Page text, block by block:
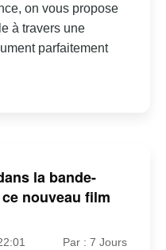
on vous propose
à travers une
parfaitement
la bande-
nouveau film
Par : 7 Jours